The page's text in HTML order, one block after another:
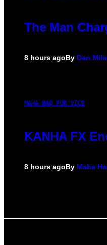
The Man
8 hours agoBy Dan
MAHA HAQ FOR VICE
KANHA FX
8 hours agoBy Maha